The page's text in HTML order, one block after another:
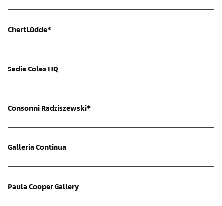
ChertLüdde*
Sadie Coles HQ
Consonni Radziszewski*
Galleria Continua
Paula Cooper Gallery